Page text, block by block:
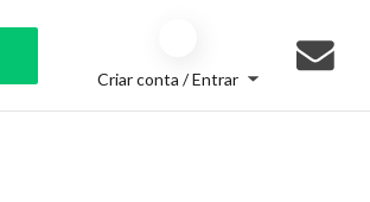
Criar conta / Entrar